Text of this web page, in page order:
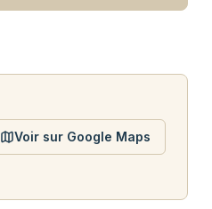
Voir sur Google Maps